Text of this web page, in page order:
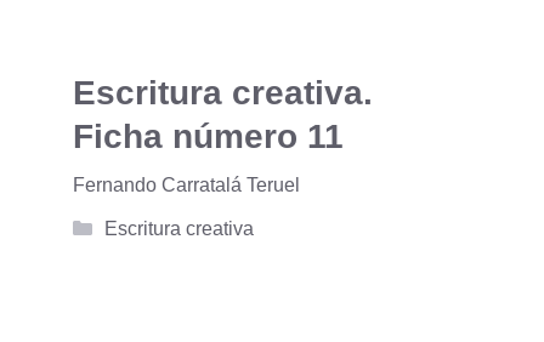
Escritura creativa.
Ficha número 11
Fernando Carratalá Teruel
Categorías
Escritura creativa